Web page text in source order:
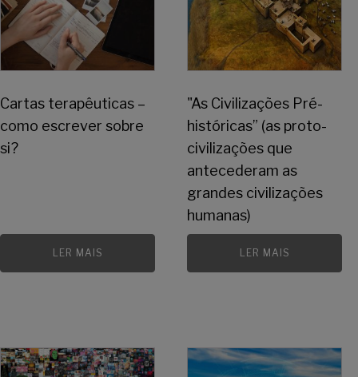
Cartas terapêuticas –
como escrever sobre
si?
LER MAIS
"As Civilizações Pré-
históricas” (as proto-
civilizações que
antecederam as
grandes civilizações
humanas)
LER MAIS